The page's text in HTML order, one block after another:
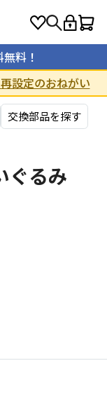
料！
設定のおねがい
交換部品を探す
ぐるみ